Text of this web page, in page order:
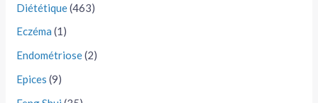
Diététique(463)
Eczéma (1)
Endométriose(2)
Epices (9)